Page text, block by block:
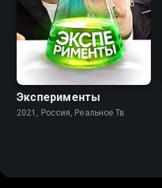
9.0
Эксперименты
2021, Россия, Реальное Тв